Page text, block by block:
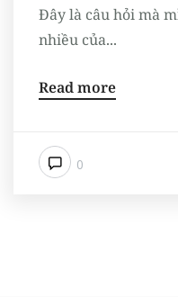
Đây là câu hỏi mà
nhiều của...
Read more
0